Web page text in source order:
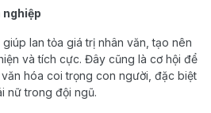
nghiệp
lan tỏa giá trị nhân văn, tạo nên
và tích cực. Đây cũng là cơ hội để
hóa coi trọng con người, đặc biệt
nữ trong đội ngũ.